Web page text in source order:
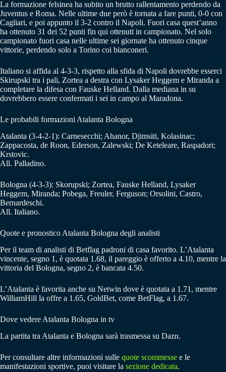
La formazione felsinea ha subito un brutto rallentamento perdendo da
Juventus e Roma. Nelle ultime due però è tornata a fare punti, 0-0 con
Cagliari, e poi appunto il 3-2 contro il Napoli. Fuori casa quest’anno
ha ottenuto 31 dei 52 punti fin qui ottenuti in campionato. Nel solo
campionato fuori casa nelle ultime sei giornate ha ottenuto cinque
vittorie, perdendo solo a Torino coi bianconeri.
Italiano si affida al 4-3-3, rispetto alla sfida di Napoli dovrebbe esserci
Skirupski tra i pali, Zortea a destra con Lysaker Heggem e Miranda a
completare la difesa con Fauske Helland. Dalla mediana in su
dovrebbero essere confermati i sei in campo al Maradona.
Le probabili formazioni Atalanta Bologna
Atalanta (3-4-2-1): Carnesecchi; Ahanor, Djimsiti, Kolasinac;
Zappacosta, de Roon, Ederson, Zalewski; De Keteleare, Raspadori;
Krstovic.
All. Palladino.
Bologna (4-3-3): Skorupski; Zortea, Fauske Helland, Lysaker
Heggem, Miranda; Pobega, Freuler, Ferguson; Orsolini, Castro,
Bernardeschi.
All. Italiano.
Quote e pronostico Atalanta Bologna degli analisti
Per il team di analisti di Betflag padroni di casa favorito. L’Atalanta
vincente, segno 1, è quotata 1.68, il pareggio è offerto a 4.10, mentre la
vittoria del Bologna, segno 2, è bancata 4.50.
L’Atalanta è favorita anche su Netwin dove è quotata a 1.71, mentre
WilliamHill la offre a 1.65, GoldBet, come BetFlag, a 1.67.
Dove vedere Atalanta Bologna in tv
La partita tra Atalanta e Bologna sarà trasmessa su Dazn.
Per consultare altre informazioni sulle quote scommesse e le
manifestazioni sportive, puoi visitare la sezione dedicata.